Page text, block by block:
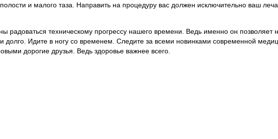
и малого таза. Направить на процедуру вас должен исключительно ваш
радоваться техническому прогрессу нашего времени. Ведь именно он позволяет
долго. Идите в ногу со временем. Следите за всеми новинками современной
дорогие друзья. Ведь здоровье важнее всего.